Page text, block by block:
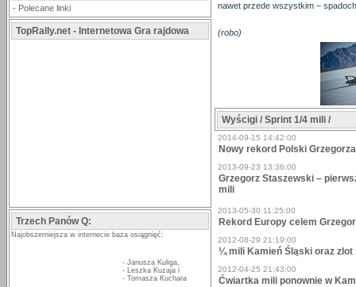
- Polecane linki
TopRally.net - Internetowa Gra rajdowa
Trzech Panów Q:
Najobszerniejsza w internecie baza osiągnięć:
- Janusza Kuliga,
- Leszka Kuzaja i
- Tomasza Kuchara
nawet przede wszystkim –
(robo)
Wyścigi / Sprint 1/4 mili /
2014-09-15 14:42:00
Nowy rekord Polski
2013-09-23 13:36:00
Grzegorz Staszewski –
mili
2013-05-30 11:25:00
Rekord Europy celem
2012-08-29 21:19:00
¼ mili Kamień Śląski oraz
2012-04-25 21:43:00
Ćwiartka mili ponownie w